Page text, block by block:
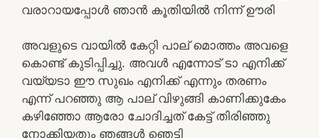
വരാറായപ്പോൾ ഞാൻ കൂതിയിൽ നിന്ന് ഊരി
അവളുടെ വായിൽ കേറ്റി പാല് മൊത്തം അവളെ
കൊണ്ട് കുടിപ്പിച്ചു. അവൾ എന്നോട് ടാ എനിക്ക്
വയ്യടാ ഈ സുഖം എനിക്ക് എന്നും തരണം
എന്ന് പറഞ്ഞു ആ പാല് വിഴുങ്ങി കാണിക്കുകേം
കഴിഞ്ഞോ ആരോ ചോദിച്ചത് കേട്ട് തിരിഞ്ഞു
നോക്കിയതും ഞങ്ങൾ ഞെട്ടി